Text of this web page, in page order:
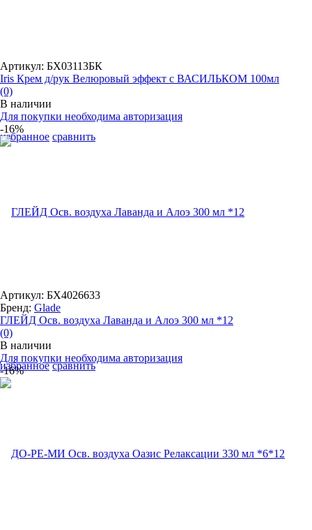
избранное сравнить
Артикул: БХ03113БК
Iris Крем д/рук Велюровый эффект с ВАСИЛЬКОМ 100мл
(0)
В наличии
Для покупки необходима авторизация
-16%
избранное сравнить
Артикул: БХ4026633
Бренд: Glade
ГЛЕЙД Осв. воздуха Лаванда и Алоэ 300 мл *12
(0)
В наличии
Для покупки необходима авторизация
-16%